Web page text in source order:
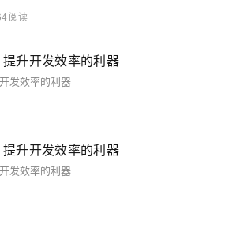
升开发效率的利器
发效率的利器
升开发效率的利器
发效率的利器